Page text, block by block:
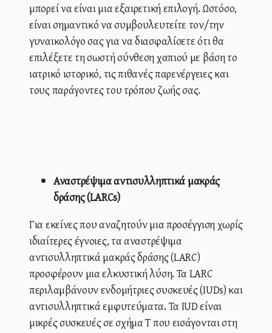
μπορεί να είναι μια εξαιρετική επιλογή. Ωστόσο,
είναι σημαντικό να συμβουλευτείτε τον/την
γυναικολόγο σας για να διασφαλίσετε ότι θα
επιλέξετε τη σωστή σύνθεση χαπιού με βάση το
ιατρικό ιστορικό, τις πιθανές παρενέργειες και
τους παράγοντες του τρόπου ζωής σας.
Αναστρέψιμα αντισυλληπτικά μακράς
δράσης (LARCs)
Για εκείνες που αναζητούν μια προσέγγιση χωρίς
ιδιαίτερες έγνοιες, τα αναστρέψιμα
αντισυλληπτικά μακράς δράσης (LARC)
προσφέρουν μια ελκυστική λύση. Τα LARC
περιλαμβάνουν ενδομήτριες συσκευές (IUDs) και
αντισυλληπτικά εμφυτεύματα. Τα IUD είναι
μικρές συσκευές σε σχήμα Τ που εισάγονται στη